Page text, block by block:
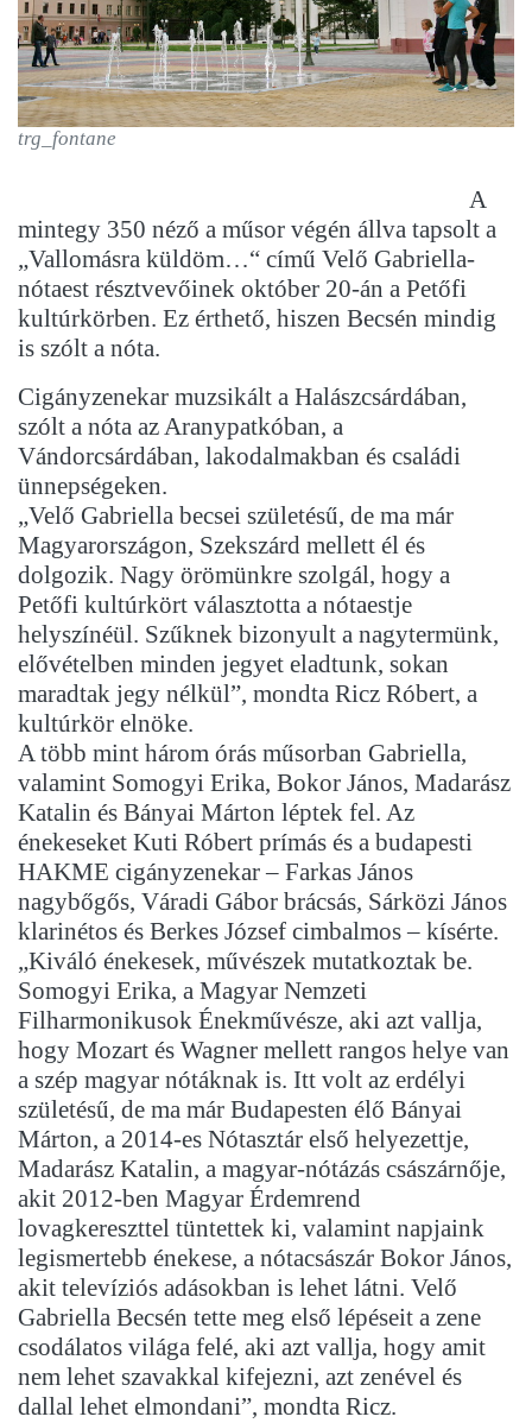
trg_fontane
A
mintegy 350 néző a műsor végén állva tapsolt a
„Vallomásra küldöm…“ című Velő Gabriella-
nótaest résztvevőinek október 20-án a Petőfi
kultúrkörben. Ez érthető, hiszen Becsén mindig
is szólt a nóta.
Cigányzenekar muzsikált a Halászcsárdában,
szólt a nóta az Aranypatkóban, a
Vándorcsárdában, lakodalmakban és családi
ünnepségeken.
„Velő Gabriella becsei születésű, de ma már
Magyarországon, Szekszárd mellett él és
dolgozik. Nagy örömünkre szolgál, hogy a
Petőfi kultúrkört választotta a nótaestje
helyszínéül. Szűknek bizonyult a nagytermünk,
elővételben minden jegyet eladtunk, sokan
maradtak jegy nélkül”, mondta Ricz Róbert, a
kultúrkör elnöke.
A több mint három órás műsorban Gabriella,
valamint Somogyi Erika, Bokor János, Madarász
Katalin és Bányai Márton léptek fel. Az
énekeseket Kuti Róbert prímás és a budapesti
HAKME cigányzenekar – Farkas János
nagybőgős, Váradi Gábor brácsás, Sárközi János
klarinétos és Berkes József cimbalmos – kísérte.
„Kiváló énekesek, művészek mutatkoztak be.
Somogyi Erika, a Magyar Nemzeti
Filharmonikusok Énekművésze, aki azt vallja,
hogy Mozart és Wagner mellett rangos helye van
a szép magyar nótáknak is. Itt volt az erdélyi
születésű, de ma már Budapesten élő Bányai
Márton, a 2014-es Nótasztár első helyezettje,
Madarász Katalin, a magyar-nótázás császárnője,
akit 2012-ben Magyar Érdemrend
lovagkereszttel tüntettek ki, valamint napjaink
legismertebb énekese, a nótacsászár Bokor János,
akit televíziós adásokban is lehet látni. Velő
Gabriella Becsén tette meg első lépéseit a zene
csodálatos világa felé, aki azt vallja, hogy amit
nem lehet szavakkal kifejezni, azt zenével és
dallal lehet elmondani”, mondta Ricz.